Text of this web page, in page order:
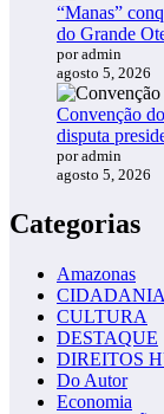
“Manas”
do Grande
por admin
agosto 5, 2026
Convenção
disputa
por admin
agosto 5, 2026
Categorias
Amazonas
CIDADANIA
CULTURA
DESTAQUE
DIREITOS
Do Autor
Economia